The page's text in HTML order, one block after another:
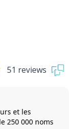
51 reviews
et les
250 000 noms